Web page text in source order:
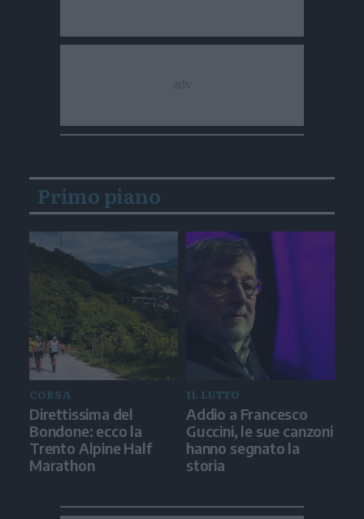
Primo piano
CORSA
Direttissima del
Bondone: ecco la
Trento Alpine Half
Marathon
IL LUTTO
Addio a Francesco
Guccini, le sue canzoni
hanno segnato la
storia